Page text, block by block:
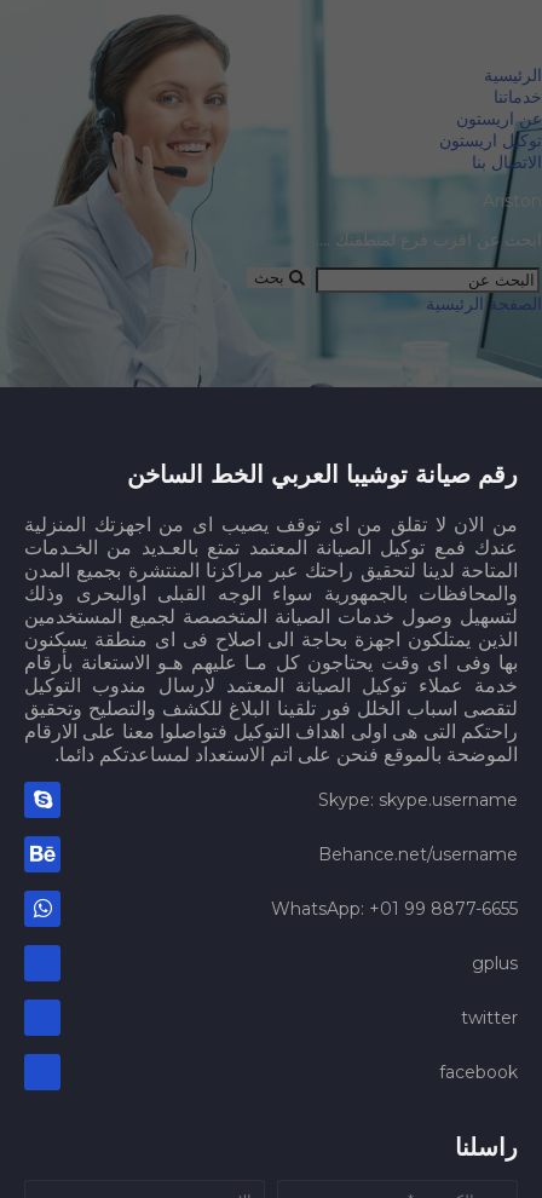
الرئيسية
خدماتنا
عن اريستون
توكيل اريستون
الاتصال بنا
Ariston
ابحث عن اقرب فرع لمنطقتك ....
بحث
الصفحة الرئيسية
رقم صيانة توشيبا العربي الخط الساخن
من الان لا تقلق من اى توقف يصيب اى من اجهزتك المنزلية
عندك فمع توكيل الصيانة المعتمد تمتع بالعـديد من الخـدمات
المتاحة لدينا لتحقيق راحتك عبر مراكزنا المنتشرة بجميع المدن
والمحافظات بالجمهورية سواء الوجه القبلى اوالبحرى وذلك
لتسهيل وصول خدمات الصيانة المتخصصة لجميع المستخدمين
الذين يمتلكون اجهزة بحاجة الى اصلاح فى اى منطقة يسكنون
بها وفى اى وقت يحتاجون كل مـا عليهم هـو الاستعانة بأرقام
خدمة عملاء توكيل الصيانة المعتمد لارسال مندوب التوكيل
لتقصى اسباب الخلل فور تلقينا البلاغ للكشف والتصليح وتحقيق
راحتكم التى هى اولى اهداف التوكيل فتواصلوا معنا على الارقام
الموضحة بالموقع فنحن على اتم الاستعداد لمساعدتكم دائما.
Skype: skype.username
Behance.net/username
WhatsApp: +01 99 8877-6655
gplus
twitter
facebook
راسلنا